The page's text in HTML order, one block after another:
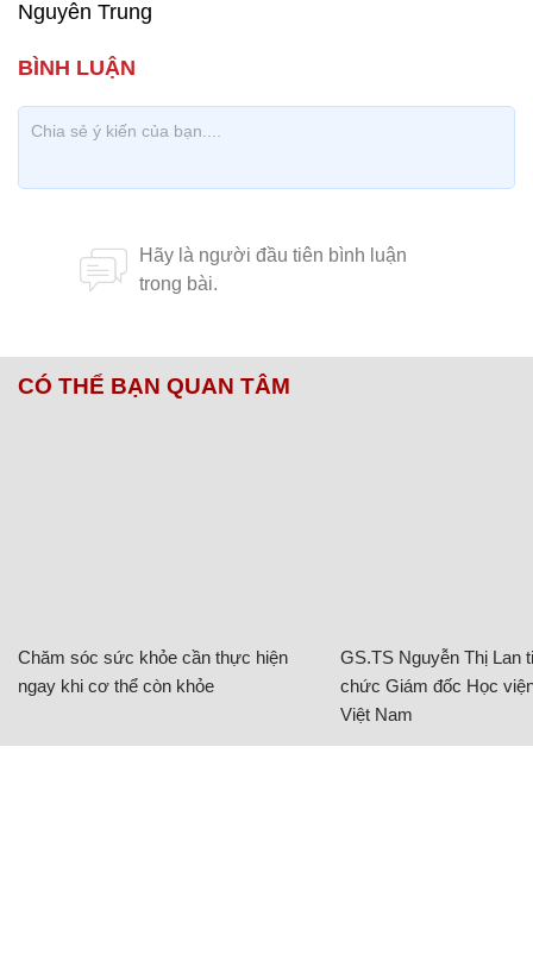
Nguyên Trung
CÓ THỂ BẠN QUAN TÂM
Chăm sóc sức khỏe cần thực hiện
ngay khi cơ thể còn khỏe
GS.TS Nguyễn Thị Lan
chức Giám đốc Học
Việt Nam